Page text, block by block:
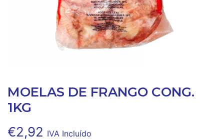
MOELAS DE FRANGO CONG.
1KG
€2,92 IVA Incluído